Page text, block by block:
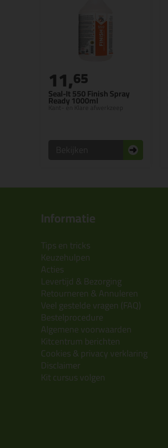
Seal-It 550 Finish Spray
Ready 1000ml
Kant- en Klare afwerkzeep
11,65
Informatie
Tips en tricks
Keuzehulpen
Acties
Levertijd & Bezorging
Retourneren & Annuleren
Veel gestelde vragen (FAQ)
Bestelprocedure
Algemene voorwaarden
Kitcentrum berichten
Cookies & privacy verklaring
Disclaimer
Kit cursus volgen